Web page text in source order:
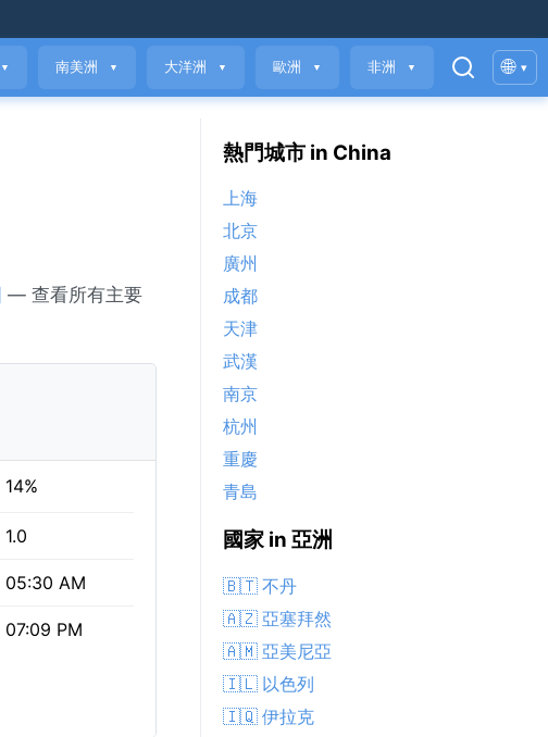
▼ 南美洲 ▼ 大洋洲 ▼ 歐洲 ▼ 非洲 ▼ 🌐 ▾
— 查看所有主要
14%
1.0
05:30 AM
07:09 PM
熱門城市 in China
上海
北京
廣州
成都
天津
武漢
南京
杭州
重慶
青島
國家 in 亞洲
🇧🇹 不丹
🇦🇿 亞塞拜然
🇦🇲 亞美尼亞
🇮🇱 以色列
🇮🇶 伊拉克